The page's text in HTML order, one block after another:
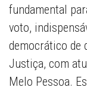
fundamental
voto,
democrático de
Justiça, com
Melo Pessoa.